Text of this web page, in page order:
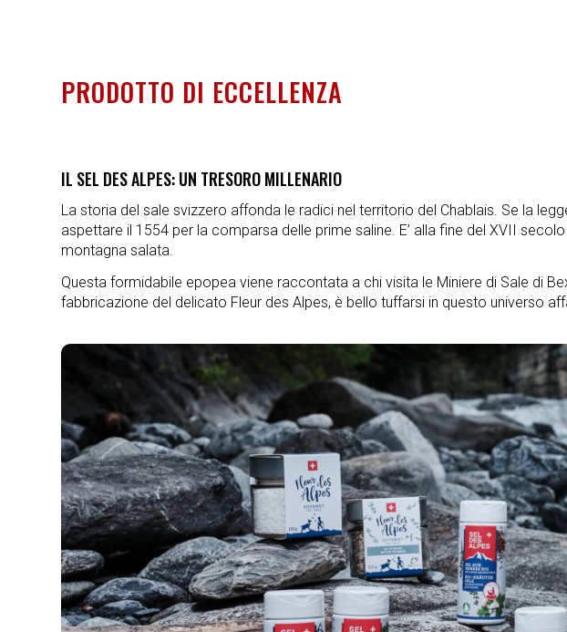
PRODOTTO DI ECCELLENZA
IL SEL DES ALPES: UN TRESORO MILLENARIO
La storia del sale svizzero affonda le radici nel territorio del Chablais. Se la
aspettare il 1554 per la comparsa delle prime saline. E’ alla fine del XVII
montagna salata.
Questa formidabile epopea viene raccontata a chi visita le Miniere di Sale di
fabbricazione del delicato Fleur des Alpes, è bello tuffarsi in questo universo